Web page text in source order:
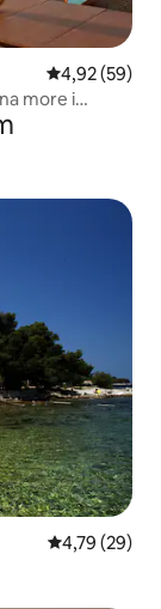
Prosječna
4,92 (59)
more i
Prosječna
4,79 (29)